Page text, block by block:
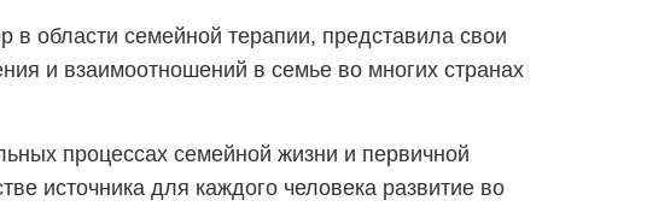
в области семейной терапии, представила свои
и взаимоотношений в семье во многих странах
процессах семейной жизни и первичной
источника для каждого человека развитие во